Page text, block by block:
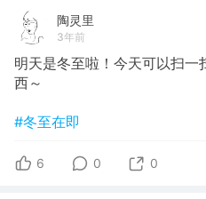
陶灵里
3年前
明天是冬至啦！今天可以扫
西～
#冬至在即
6 0 0